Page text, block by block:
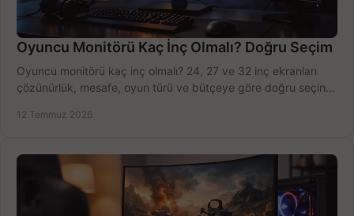
Oyuncu Monitörü Kaç İnç Olmalı? Doğru Seçim
Oyuncu monitörü kaç inç olmalı? 24, 27 ve 32 inç ekranları
çözünürlük, mesafe, oyun türü ve bütçeye göre doğru seçin,
12 Temmuz 2026